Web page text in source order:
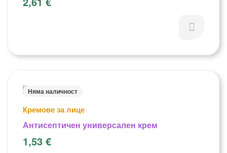
Няма наличност
Кремове за лице
Антисептичен универсален крем
1,53 €